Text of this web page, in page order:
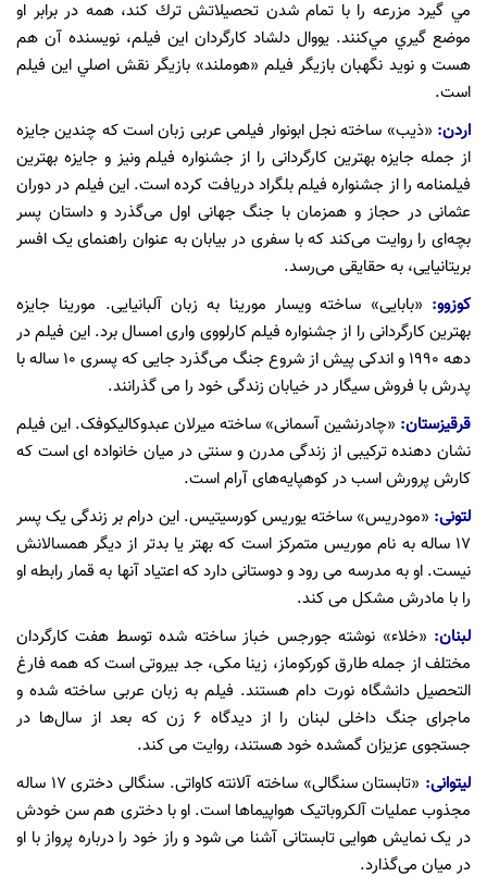
مي گيرد مزرعه را با تمام شدن تحصيلاتش ترك كند، همه در برابر او
موضع گيري مي‌كنند. يووال دلشاد كارگردان اين فيلم، نویسنده آن هم
هست و نويد نگهبان بازيگر فيلم «هوملند» بازيگر نقش اصلي اين فيلم
است.
اردن: «ذیب» ساخته نجل ابونوار فیلمی عربی زبان است که چندین جایزه
از جمله جایزه بهترین کارگردانی را از جشنواره فیلم ونیز و جایزه بهترین
فیلمنامه را از جشنواره فیلم بلگراد دریافت کرده است. این فیلم در دوران
عثمانی در حجاز و همزمان با جنگ جهانی اول می‌گذرد و داستان پسر
بچه‌ای را روایت می‌کند که با سفری در بیابان به عنوان راهنمای یک افسر
بریتانیایی، به حقایقی می‌رسد.
کوزوو: «بابایی» ساخته ویسار مورینا به زبان آلبانیایی. مورینا جایزه
بهترین کارگردانی را از جشنواره فیلم کارلووی واری امسال برد. این فیلم در
دهه ۱۹۹۰ و اندکی پیش از شروع جنگ می‌گذرد جایی که پسری ۱۰ ساله با
پدرش با فروش سیگار در خیابان زندگی خود را می گذرانند.
قرقیزستان: «چادرنشین آسمانی» ساخته میرلان عبدوکالیکوفک. این فیلم
نشان دهنده ترکیبی از زندگی مدرن و سنتی در میان خانواده ای است که
کارش پرورش اسب در کوهپایه‌های آرام است.
لتونی: «مودریس» ساخته یوریس کورسیتیس. این درام بر زندگی یک پسر
۱۷ ساله به نام موریس متمرکز است که بهتر یا بدتر از دیگر همسالانش
نیست. او به مدرسه می رود و دوستانی دارد که اعتیاد آنها به قمار رابطه او
را با مادرش مشکل می کند.
لبنان: «خلاء» نوشته جورجس خباز ساخته شده توسط هفت کارگردان
مختلف از جمله طارق کورکوماز، زینا مکی، جد بیروتی است که همه فارغ
التحصیل دانشگاه نورت دام هستند. فیلم به زبان عربی ساخته شده و
ماجرای جنگ داخلی لبنان را از دیدگاه ۶ زن که بعد از سال‌ها در
جستجوی عزیزان گمشده خود هستند، روایت می کند.
لیتوانی:
«تابستان سنگالی» ساخته آلانته کاواتی. سنگالی دختری ۱۷ ساله
مجذوب عملیات آلکروباتیک هواپیماها است. او با دختری هم سن خودش
در یک نمایش هوایی تابستانی آشنا می شود و راز خود را درباره پرواز با او
در میان می‌گذارد.